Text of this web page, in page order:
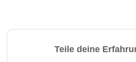
Teile deine